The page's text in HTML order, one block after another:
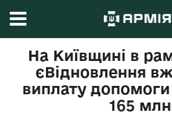
На Київщині в
єВідновлення
виплату
165